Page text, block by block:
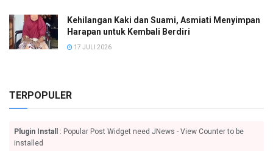
Kehilangan Kaki dan Suami, Asmiati Menyimpan
Harapan untuk Kembali Berdiri
17 JULI 2026
TERPOPULER
Plugin Install
: Popular Post Widget need JNews - View Counter to be
installed